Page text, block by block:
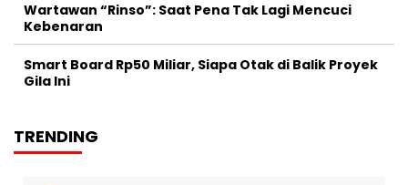
Wartawan “Rinso”: Saat Pena Tak Lagi Mencuci
Kebenaran
Smart Board Rp50 Miliar, Siapa Otak di Balik Proyek
Gila Ini
TRENDING